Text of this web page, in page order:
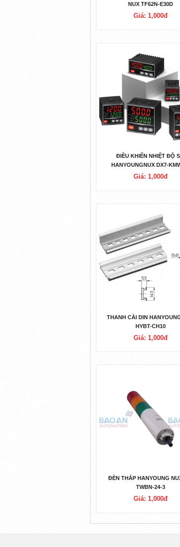
NUX TF62N-E30D
Giá: 1,000đ
ĐIỀU KHIỂN NHIỆT ĐỘ
HANYOUNGNUX DX7-
Giá: 1,000đ
THANH CÀI DIN
HYBT-CH10
Giá: 1,000đ
ĐÈN THÁP HANYOUNG
TWBN-24-3
Giá: 1,000đ